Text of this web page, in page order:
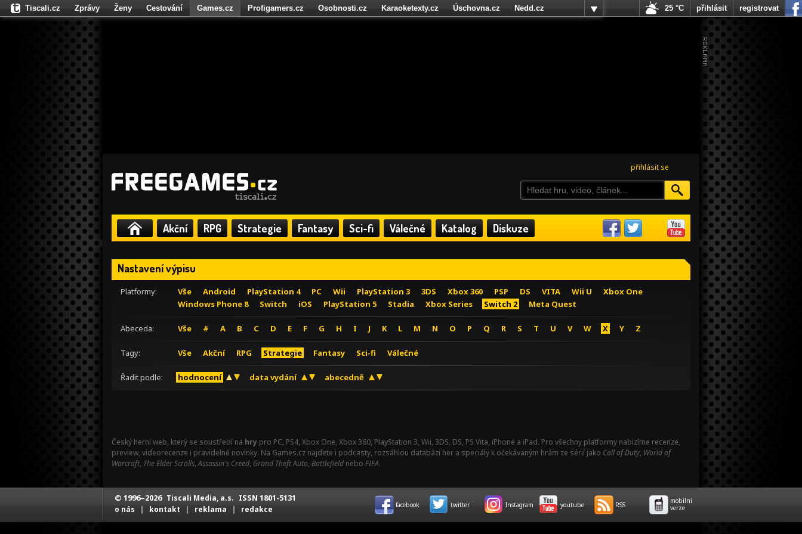
přihlásit se
Akční RPG Strategie Fantasy Sci-fi Válečné Katalog Diskuze
Nastavení výpisu
Platformy: Vše Android PlayStation 4 PC Wii PlayStation 3 3DS Xbox 360 PSP DS VITA Wii U
Xbox One
Windows Phone 8
Switch iOS PlayStation 5 Stadia Xbox Series Switch 2 Meta Quest
Abeceda: Vše # A B C D E F G H I J K L M N O P Q R S T U V W X Y Z
Tagy: Vše Akční RPG Strategie Fantasy Sci-fi Válečné
Řadit podle: hodnocení data vydání abecedně
Český herní web, který se soustředí na hry pro PC, PS4, Xbox One, Xbox 360, PlayStation 3, Wii, 3DS, DS, PS Vita, iPhone a iPad. Pro všechny platformy nabízíme recenze,
preview, videorecenze i pravidelné novinky. Na Games.cz najdete i podcasty, rozsáhlou databázi her a speciály k očekávaným hrám ze sérií jako Call of Duty, World of
Warcraft, The Elder Scrolls,Assassin's Creed, Grand Theft Auto, Battlefield nebo FIFA.
Tiscali.cz Zprávy Ženy Cestování Games.cz Profigamers.cz Osobnosti.cz Karaoketexty.cz Úschovna.cz
Nedd.cz
Fights.cz
25 °C přihlásit registrovat
© 1996–2026 Tiscali Media, a.s. ISSN 1801-5131
o nás | kontakt | reklama | redakce facebook twitter Instagram youtube RSS
mobilní
verze